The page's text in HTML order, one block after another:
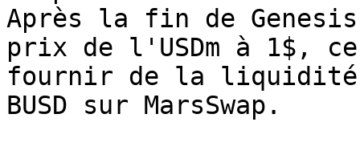
Après la fin de
prix de l'USDm à 1$,
fournir de la liquidité